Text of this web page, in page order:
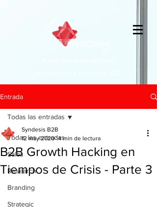
Entrada
Todas las entradas
Sales
Research
Branding
Strategic
Todas las entradas
B2B Growth Hacking en
Tiempos de Crisis - Parte 3
Syndesis B2B
12 may 2020 14 min de lectura